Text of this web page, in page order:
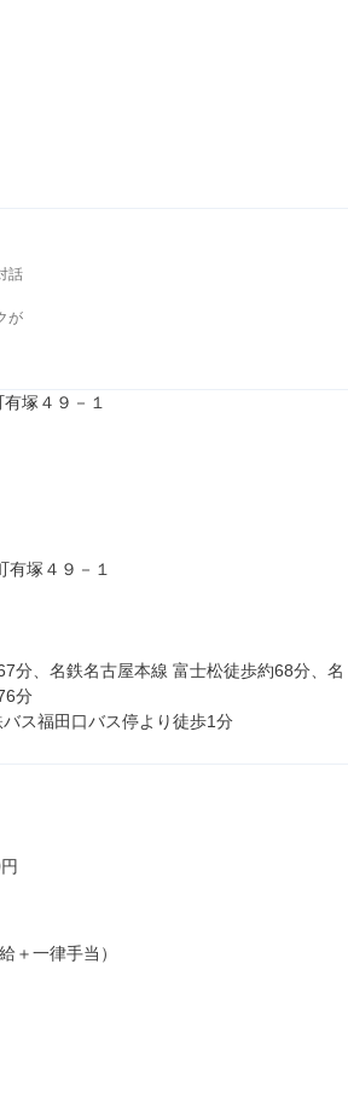
話
が
塚４９－１
塚４９－１
分、名鉄名古屋本線 富士松徒歩約68分、名
分
ス福田口バス停より徒歩1分
＋一律手当）